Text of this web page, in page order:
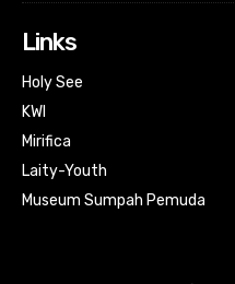
Links
Holy See
KWI
Mirifica
Laity-Youth
Museum Sumpah Pemuda